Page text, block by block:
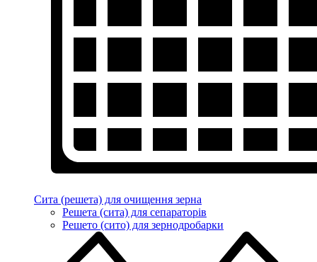
Сита (решета) для очищення зерна
Решета (сита) для сепараторів
Решето (сито) для зернодробарки